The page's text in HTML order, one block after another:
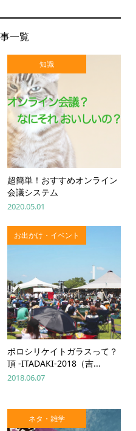
一覧
知識
超簡単！おすすめオンライン
会議システム
2020.05.01
お出かけ・イベント
ボロシリケイトガラスって？
頂 -ITADAKI-2018（吉...
2018.06.07
ネタ・雑学